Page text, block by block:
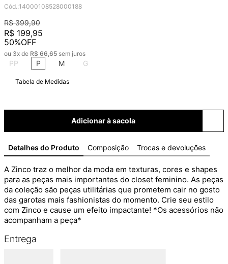
Cód.:14000108528000188
R$ 399,90
R$ 199,95
50%OFF
ou 3x de R$ 66,65 sem juros
PP P M G
Tabela de Medidas
Adicionar à sacola
Detalhes do Produto Composição Trocas e devoluções
A Zinco traz o melhor da moda em texturas, cores e shapes
para as peças mais importantes do closet feminino. As peças
da coleção são peças utilitárias que prometem cair no gosto
das garotas mais fashionistas do momento. Crie seu estilo
com Zinco e cause um efeito impactante! *Os acessórios não
acompanham a peça*
Entrega